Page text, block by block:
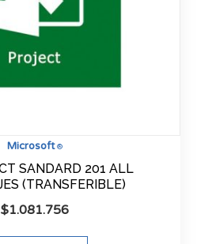
Microsoft®
SANDARD 201 ALL
(TRANSFERIBLE)
$1.081.756